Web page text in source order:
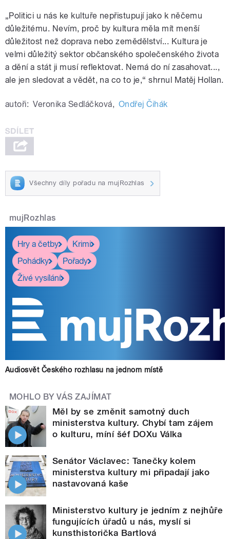
„Politici u nás ke kultuře nepřistupují jako k něčemu
důležitému. Nevím, proč by kultura měla mít menší
důležitost než doprava nebo zemědělství... Kultura je
velmi důležitý sektor občanského společenského života
a dění a stát ji musí reflektovat. Nemá do ní zasahovat...,
ale jen sledovat a vědět, na co to je,“ shrnul Matěj Hollan.
autoři: Veronika Sedláčková, Ondřej Čihák
Všechny díly pořadu na mujRozhlas
mujRozhlas
Hry a četby
Krimi
Pohádky
Pořady
Živé vysílání
Audiosvět Českého rozhlasu na jednom místě
MOHLO BY VÁS ZAJÍMAT
Měl by se změnit samotný duch
ministerstva kultury. Chybí tam zájem
o kulturu, míní šéf DOXu Válka
Senátor Václavec: Tanečky kolem
ministerstva kultury mi připadají jako
nastavovaná kaše
Ministerstvo kultury je jedním z nejhůře
fungujících úřadů u nás, myslí si
kunsthistorička Bartlová